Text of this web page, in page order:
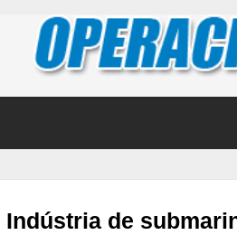
Indústria de